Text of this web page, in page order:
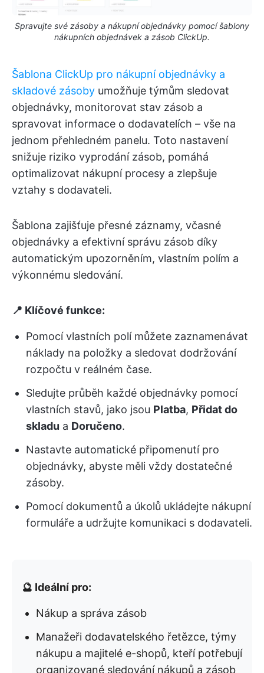
Spravujte své zásoby a nákupní objednávky pomocí šablony
nákupních objednávek a zásob ClickUp.
Šablona ClickUp pro nákupní objednávky a
skladové zásoby umožňuje týmům sledovat
objednávky, monitorovat stav zásob a
spravovat informace o dodavatelích – vše na
jednom přehledném panelu. Toto nastavení
snižuje riziko vyprodání zásob, pomáhá
optimalizovat nákupní procesy a zlepšuje
vztahy s dodavateli.
Šablona zajišťuje přesné záznamy, včasné
objednávky a efektivní správu zásob díky
automatickým upozorněním, vlastním polím a
výkonnému sledování.
📍 Klíčové funkce:
Pomocí vlastních polí můžete zaznamenávat
náklady na položky a sledovat dodržování
rozpočtu v reálném čase.
Sledujte průběh každé objednávky pomocí
vlastních stavů, jako jsou Platba, Přidat do
skladu a Doručeno.
Nastavte automatické připomenutí pro
objednávky, abyste měli vždy dostatečné
zásoby.
Pomocí dokumentů a úkolů ukládejte nákupní
formuláře a udržujte komunikaci s dodavateli.
🔮 Ideální pro:
Nákup a správa zásob
Manažeři dodavatelského řetězce, týmy
nákupu a majitelé e-shopů, kteří potřebují
organizované sledování nákupů a zásob